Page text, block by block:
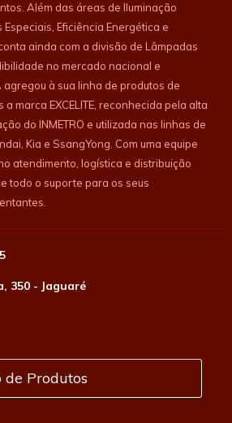
Além das áreas de Iluminação
Eficiência Energética e
ainda com a divisão de Lâmpadas
no mercado nacional e
agregou à sua linha de produtos de
marca EXCELITE, reconhecida pela alta
do INMETRO e utilizada nas linhas de
Kia e SsangYong. Com uma equipe
atendimento, logística e distribuição
todo o suporte para os seus
350 - Jaguaré
de Produtos